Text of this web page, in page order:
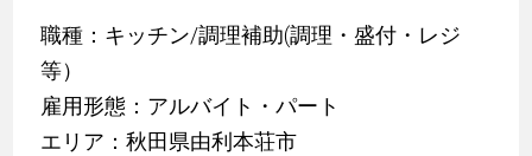
職種：キッチン/調理補助(調理・盛付・レジ
等）
雇用形態：アルバイト・パート
エリア：秋田県由利本荘市